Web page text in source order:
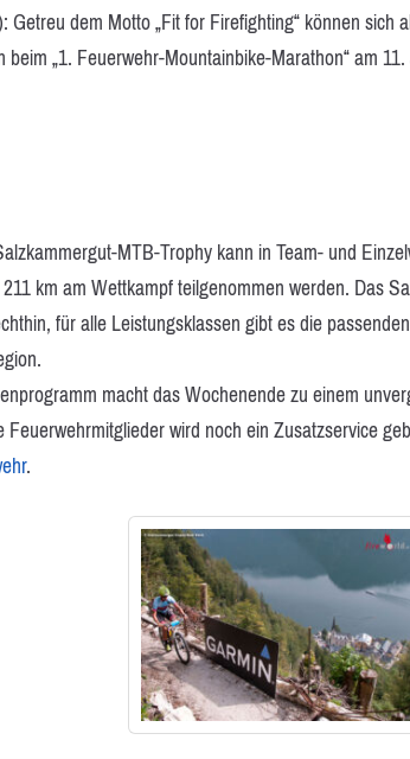
Getreu dem Motto „Fit for Firefighting“ können
„1. Feuerwehr-Mountainbike-Marathon“ am
MTB-Trophy kann in Team- und
km am Wettkampf teilgenommen werden. Das
für alle Leistungsklassen gibt es die
macht das Wochenende zu einem
wird noch ein Zusatzservice
.